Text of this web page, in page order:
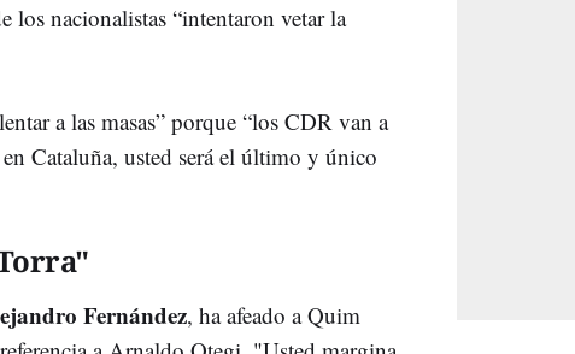
nacionalistas “intentaron vetar la
a las masas” porque “los CDR van a
Cataluña, usted será el último y único
Fernández, ha afeado a Quim